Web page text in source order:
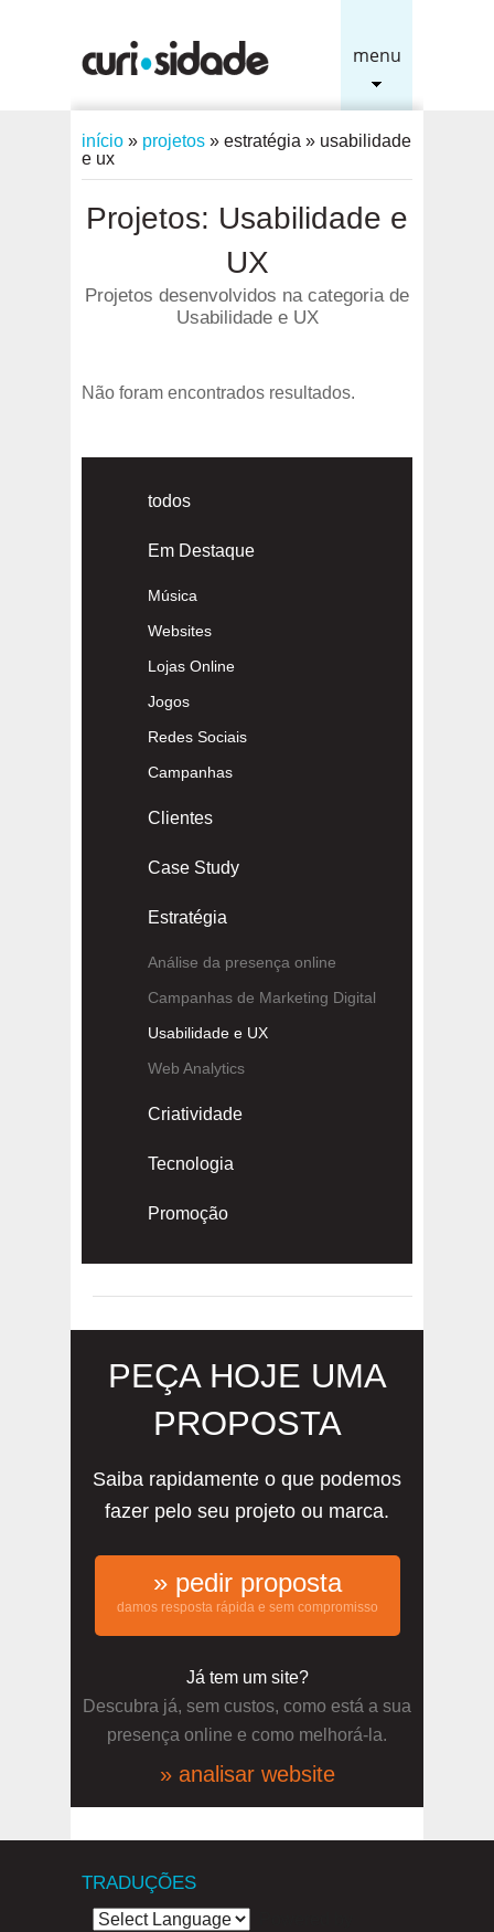
menu
início » projetos » estratégia » usabilidade
e ux
Projetos: Usabilidade e
UX
Projetos desenvolvidos na categoria de
Usabilidade e UX
Não foram encontrados resultados.
todos
Em Destaque
Música
Websites
Lojas Online
Jogos
Redes Sociais
Campanhas
Clientes
Case Study
Estratégia
Análise da presença online
Campanhas de Marketing Digital
Usabilidade e UX
Web Analytics
Criatividade
Tecnologia
Promoção
PEÇA HOJE UMA
PROPOSTA
Saiba rapidamente o que podemos
fazer pelo seu projeto ou marca.
» pedir proposta
damos resposta rápida e sem compromisso
Já tem um site?
Descubra já, sem custos, como está a sua
presença online e como melhorá-la.
» analisar website
TRADUÇÕES